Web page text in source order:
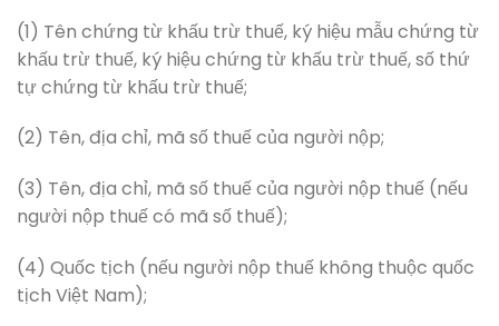
(1) Tên chứng từ khấu trừ thuế, ký hiệu mẫu chứng từ
khấu trừ thuế, ký hiệu chứng từ khấu trừ thuế, số thứ
tự chứng từ khấu trừ thuế;
(2) Tên, địa chỉ, mã số thuế của người nộp;
(3) Tên, địa chỉ, mã số thuế của người nộp thuế (nếu
người nộp thuế có mã số thuế);
(4) Quốc tịch (nếu người nộp thuế không thuộc quốc
tịch Việt Nam);